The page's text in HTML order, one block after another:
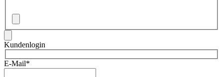
Kundenlogin
E-Mail*